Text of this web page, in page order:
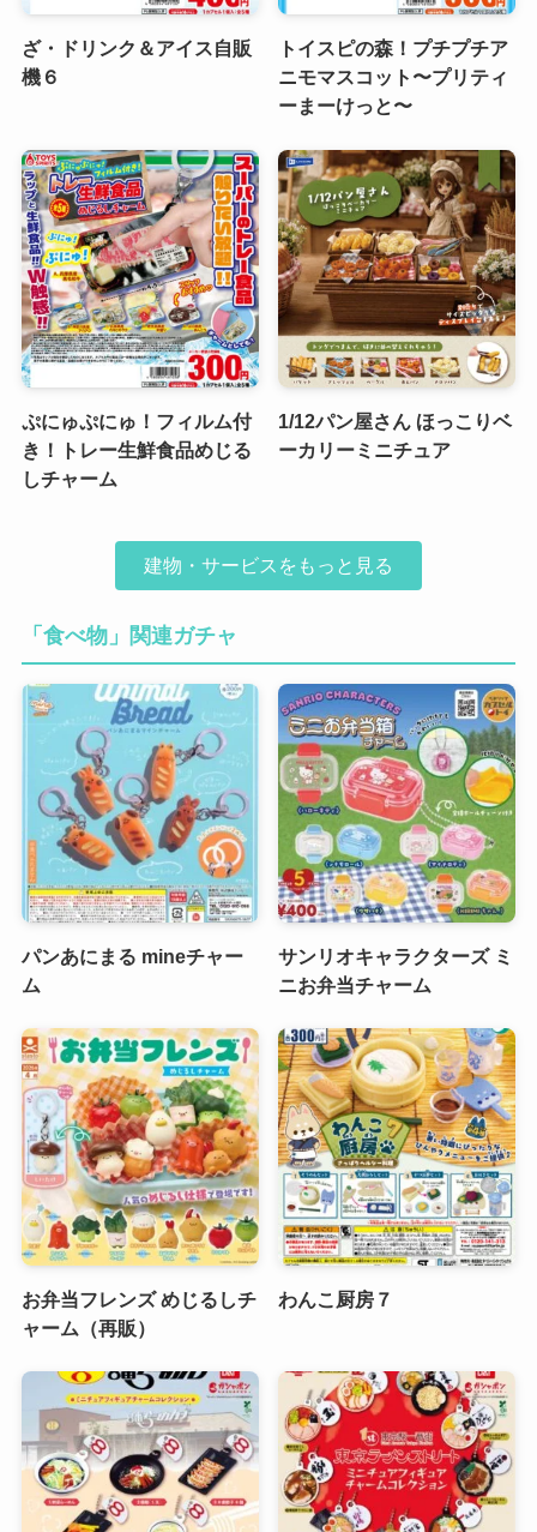
ざ・ドリンク＆アイス自販
機６
トイスピの森！プチプチア
ニモマスコット〜プリティ
ーまーけっと〜
ぷにゅぷにゅ！フィルム付
き！トレー生鮮食品めじる
しチャーム
1/12パン屋さん ほっこりベ
ーカリーミニチュア
建物・サービスをもっと見る
「食べ物」関連ガチャ
パンあにまる mineチャー
ム
サンリオキャラクターズ ミ
ニお弁当チャーム
お弁当フレンズ めじるしチ
ャーム（再販）
わんこ厨房７